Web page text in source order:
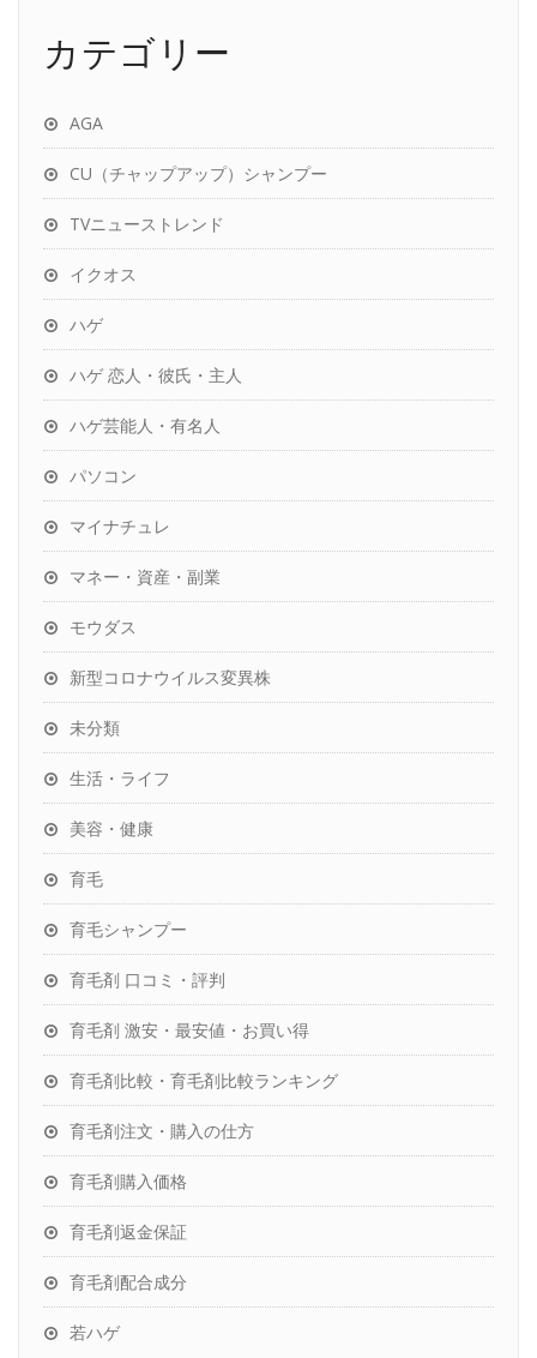
カテゴリー
AGA
CU（チャップアップ）シャンプー
TVニューストレンド
イクオス
ハゲ
ハゲ 恋人・彼氏・主人
ハゲ芸能人・有名人
パソコン
マイナチュレ
マネー・資産・副業
モウダス
新型コロナウイルス変異株
未分類
生活・ライフ
美容・健康
育毛
育毛シャンプー
育毛剤 口コミ・評判
育毛剤 激安・最安値・お買い得
育毛剤比較・育毛剤比較ランキング
育毛剤注文・購入の仕方
育毛剤購入価格
育毛剤返金保証
育毛剤配合成分
若ハゲ